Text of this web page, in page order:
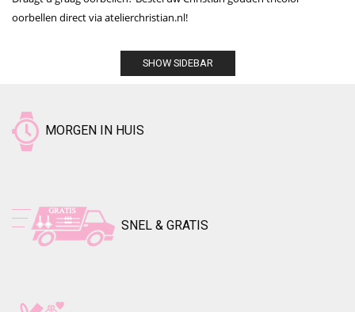
oorbellen direct via atelierchristian.nl!
SHOW SIDEBAR
MORGEN IN HUIS
SNEL & GRATIS